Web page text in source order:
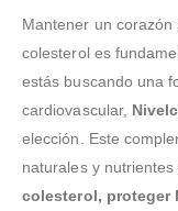
Mantener un
colesterol es
estás buscando una
cardiovascular,
elección. Este
naturales y
colesterol, proteger